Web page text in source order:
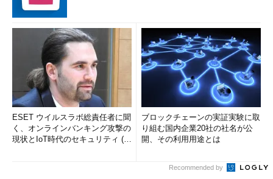
ESET ウイルスラボ総責任者に聞
く、オンラインバンキング攻撃の
現状とIoT時代のセキュリティ (1/
ブロックチェーンの実証実験に取
り組む国内企業20社の社名が公
開、その利用用途とは
Recommended by